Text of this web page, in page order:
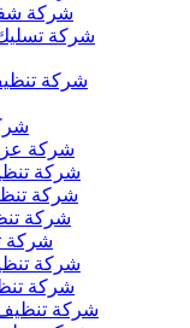
شركة شفط
شركة
شركة تنظيف
شركة عزل
شركة تنظيف
شركة تنظيف
شركة تنظيف
شركة
شركة تنظيف
شركة تنظيف
شركة تنظيف